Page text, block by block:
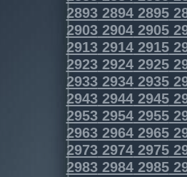
289328942895
290329042905
291329142915
292329242925
293329342935
294329442945
295329542955
296329642965
297329742975
298329842985